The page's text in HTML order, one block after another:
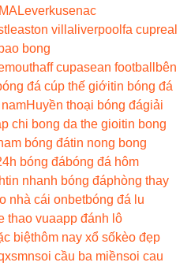
Leverkusenac
aston villa liverpool fa cupreal
bao bong
aff cupasean football
bên
đá cúp thế giớitin bóng đá
Huyền thoại bóng đágiải
chi bong da the gioitin bong
bóng đátin nong bong
bóng đábóng đá hôm
tin nhanh bóng đáphòng thay
nhà cái onbetbóng đá lu
thao vuaapp đánh lô
biệthôm nay xổ sốkèo đẹp
soi cầu ba miềnsoi cau